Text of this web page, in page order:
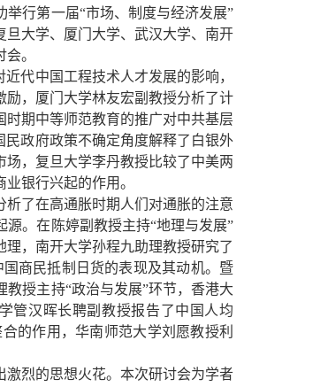
举行第一届“市场、制度与经济发展”
大学、厦门大学、武汉大学、南开
。
代中国工程技术人才发展的影响，
，厦门大学林友宏副教授分析了计
期中等师范教育的推广对中共基层
民政府政策不确定角度解释了白银外
，复旦大学李丹教授比较了中美两
银行兴起的作用。
了在高通胀时期人们对通胀的注意
。在陈婷副教授主持“地理与发展”
，南开大学孙程九助理教授研究了
商民抵制日货的表现及其动机。暨
授主持“政治与发展”环节，香港大
管汉晖长聘副教授报告了中国人均
的作用，华南师范大学刘愿教授利
烈的思想火花。本次研讨会为学者